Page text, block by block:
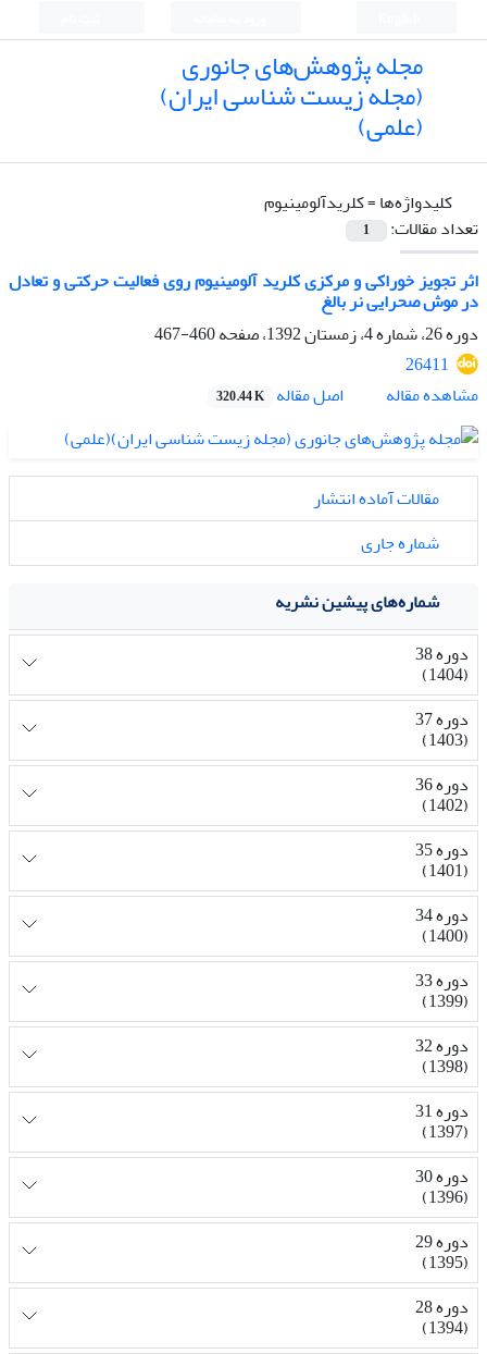
مجله پژوهش‌های جانوری
(مجله زیست شناسی ایران)
(علمی)
کلیدواژه‌ها =کلریدآلومینیوم
تعداد مقالات:
1
اثر تجویز خوراکی و مرکزی کلرید آلومینیوم روی فعالیت حرکتی و تعادل
در موش صحرایی نر بالغ
دوره 26، شماره 4، زمستان 1392، صفحه
460-467
26411
مشاهده مقاله
اصل مقاله 320.44 K
مقالات آماده انتشار
شماره جاری
شماره‌های پیشین نشریه
دوره 38
(1404)
دوره 37
(1403)
دوره 36
(1402)
دوره 35
(1401)
دوره 34
(1400)
دوره 33
(1399)
دوره 32
(1398)
دوره 31
(1397)
دوره 30
(1396)
دوره 29
(1395)
دوره 28
(1394)